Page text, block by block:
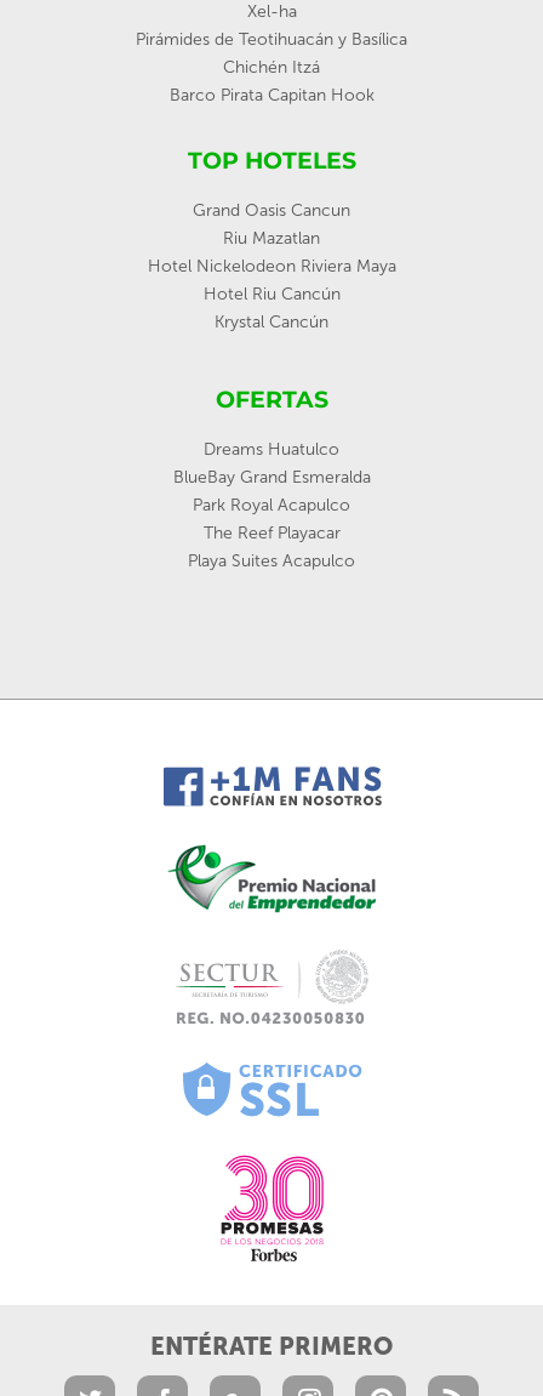
Xel-ha
Pirámides de Teotihuacán y Basílica
Chichén Itzá
Barco Pirata Capitan Hook
TOP HOTELES
Grand Oasis Cancun
Riu Mazatlan
Hotel Nickelodeon Riviera Maya
Hotel Riu Cancún
Krystal Cancún
OFERTAS
Dreams Huatulco
BlueBay Grand Esmeralda
Park Royal Acapulco
The Reef Playacar
Playa Suites Acapulco
ENTÉRATE PRIMERO